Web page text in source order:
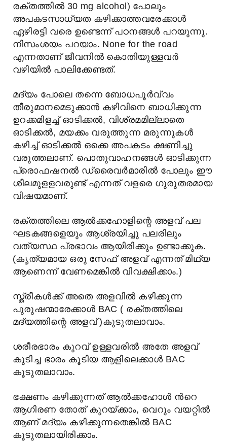
രക്തത്തിൽ 30 mg alcohol) പോലും
അപകടസാധ്യത കഴിക്കാത്തവരേക്കാൾ
ഏഴിരട്ടി വരെ ഉണ്ടെന്ന് പഠനങ്ങൾ പറയുന്നു.
നിസംശയം പറയാം. None for the road
എന്നതാണ് ജീവനിൽ കൊതിയുള്ളവർ
വഴിയിൽ പാലിക്കേണ്ടത്.
മദ്യം പോലെ തന്നെ ബോധപൂർവ്വം
തീരുമാനമെടുക്കാൻ കഴിവിനെ ബാധിക്കുന്ന
ഉറക്കമിളച്ച് ഓടിക്കൽ, വിശ്രമമില്ലാതെ
ഓടിക്കൽ, മയക്കം വരുത്തുന്ന മരുന്നുകൾ
കഴിച്ച് ഓടിക്കൽ ഒക്കെ അപകടം ക്ഷണിച്ചു
വരുത്തലാണ്. പൊതുവാഹനങ്ങൾ ഓടിക്കുന്ന
പ്രൊഫഷനൽ ഡ്രൈവർമാരിൽ പോലും ഈ
ശീലമുളളവരുണ്ട് എന്നത് വളരെ ഗുരുതരമായ
വിഷയമാണ്.
രക്തത്തിലെ ആല്‍ക്കഹോളിന്റെ അളവ് പല
ഘടകങ്ങളെയും ആശ്രയിച്ചു പലരിലും
വത്യസ്ഥ പ്രഭാവം ആയിരിക്കും ഉണ്ടാക്കുക.
(കൃത്യമായ ഒരു സേഫ് അളവ് എന്നത് മിഥ്യ
ആണെന്ന് വേണമെങ്കില്‍ വിവക്ഷിക്കാം.)
സ്ത്രീകള്‍ക്ക് അതെ അളവില്‍ കഴിക്കുന്ന
പുരുഷന്മാരേക്കാള്‍ BAC ( രക്തത്തിലെ
മദ്യത്തിന്റെ അളവ് )കൂടുതലാവാം.
ശരീരഭാരം കുറവ് ഉള്ളവരില്‍ അതേ അളവ്
കുടിച്ച ഭാരം കൂടിയ ആളിലെക്കാള്‍ BAC
കൂടുതലാവാം.
ഭക്ഷണം കഴിക്കുന്നത്‌ ആല്‍ക്കഹോള്‍ ന്‍റെ
ആഗിരണ തോത് കുറയ്ക്കാം, വെറും വയറ്റില്‍
ആണ് മദ്യം കഴിക്കുന്നതെങ്കില്‍ BAC
കൂടുതലായിരിക്കാം.